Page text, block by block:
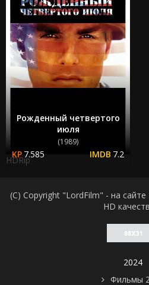
Рожденный четвертого
июля
(1989)
7.585 7.2
HDRip
(C) Copyright "LordFilm" - на
HD
2024
Фильмы